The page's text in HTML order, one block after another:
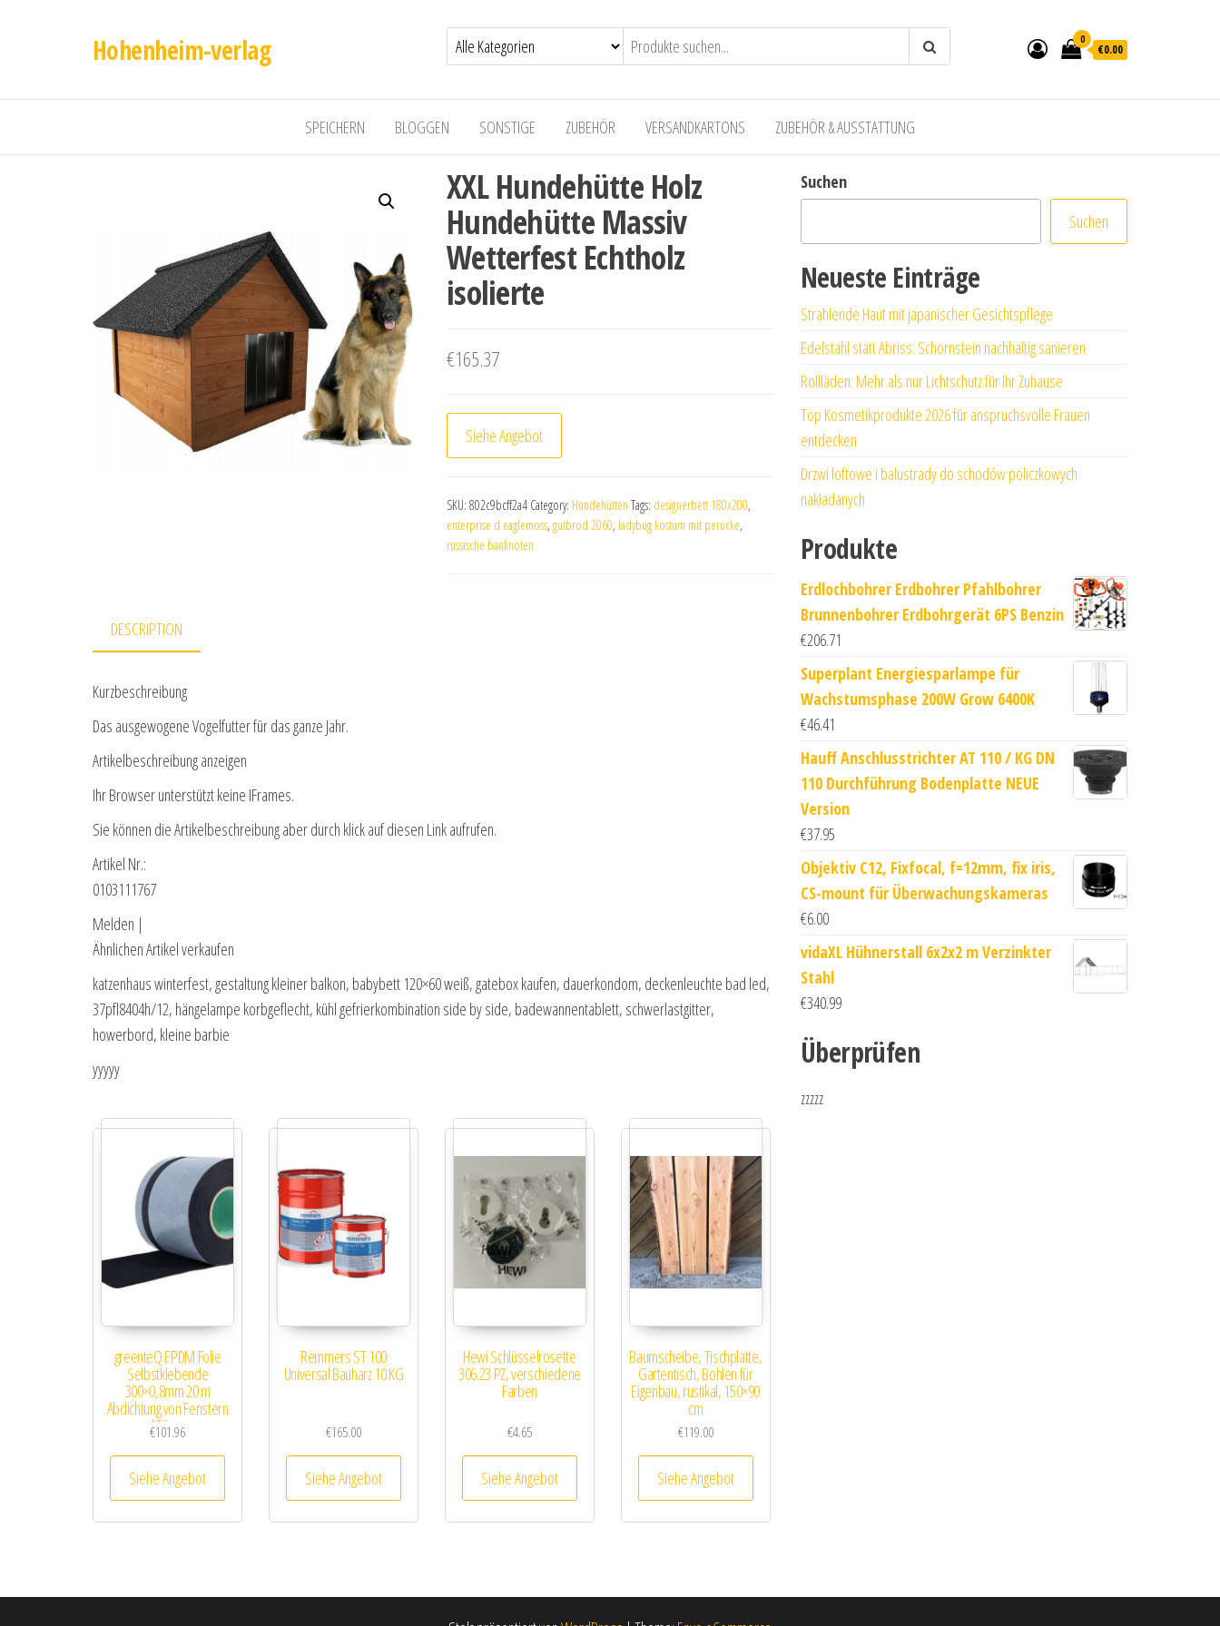
Hohenheim-verlag 0
€0.00
SPEICHERN BLOGGEN SONSTIGE ZUBEHÖR VERSANDKARTONS ZUBEHÖR & AUSSTATTUNG
XXL Hundehütte Holz
Hundehütte Massiv
Wetterfest Echtholz
isolierte
€165.37
Siehe Angebot
SKU: 802c9bcff2a4 Category: Hundehütten Tags: designerbett 180x200,
enterprise d eaglemoss, gutbrod 2060, ladybug kostüm mit perücke,
russische banknoten
DESCRIPTION
Kurzbeschreibung
Das ausgewogene Vogelfutter für das ganze Jahr.
Artikelbeschreibung anzeigen
Ihr Browser unterstützt keine IFrames.
Sie können die Artikelbeschreibung aber durch klick auf diesen Link aufrufen.
Artikel Nr.:
0103111767
Melden |
Ähnlichen Artikel verkaufen
katzenhaus winterfest, gestaltung kleiner balkon, babybett 120×60 weiß, gatebox kaufen, dauerkondom, deckenleuchte bad led,
37pfl8404h/12, hängelampe korbgeflecht, kühl gefrierkombination side by side, badewannentablett, schwerlastgitter,
howerbord, kleine barbie
yyyyy
greenteQ EPDM Folie
Selbstklebende
300×0,8mm 20 m
Abdichtung von Fenstern
&Türen
€101.96
Siehe Angebot
Remmers ST 100
Universal Bauharz 10 KG
€165.00
Siehe Angebot
Hewi Schlüsselrosette
306.23 PZ, verschiedene
Farben
€4.65
Siehe Angebot
Baumscheibe, Tischplatte,
Gartentisch, Bohlen für
Eigenbau, rustikal, 150×90
cm
€119.00
Siehe Angebot
Suchen
Suchen
Neueste Einträge
Strahlende Haut mit japanischer Gesichtspflege
Edelstahl statt Abriss: Schornstein nachhaltig sanieren
Rollläden: Mehr als nur Lichtschutz für Ihr Zuhause
Top Kosmetikprodukte 2026 für anspruchsvolle Frauen
entdecken
Drzwi loftowe i balustrady do schodów policzkowych
nakładanych
Produkte
Erdlochbohrer Erdbohrer Pfahlbohrer
Brunnenbohrer Erdbohrgerät 6PS Benzin
€206.71
Superplant Energiesparlampe für
Wachstumsphase 200W Grow 6400K
€46.41
Hauff Anschlusstrichter AT 110 / KG DN
110 Durchführung Bodenplatte NEUE
Version
€37.95
Objektiv C12, Fixfocal, f=12mm, fix iris,
CS-mount für Überwachungskameras
€6.00
vidaXL Hühnerstall 6x2x2 m Verzinkter
Stahl
€340.99
Überprüfen
zzzzz